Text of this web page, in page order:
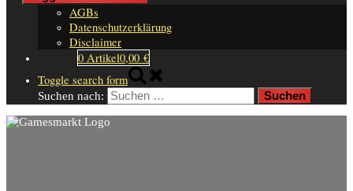
AGBs
Datenschutzerklärung
Disclaimer
0 Artikel0,00 €
Toggle search form
Suchen nach: